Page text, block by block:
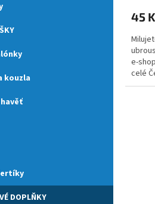
kouzla
DOPLŇKY
je
z
5
45
e-
celé
do